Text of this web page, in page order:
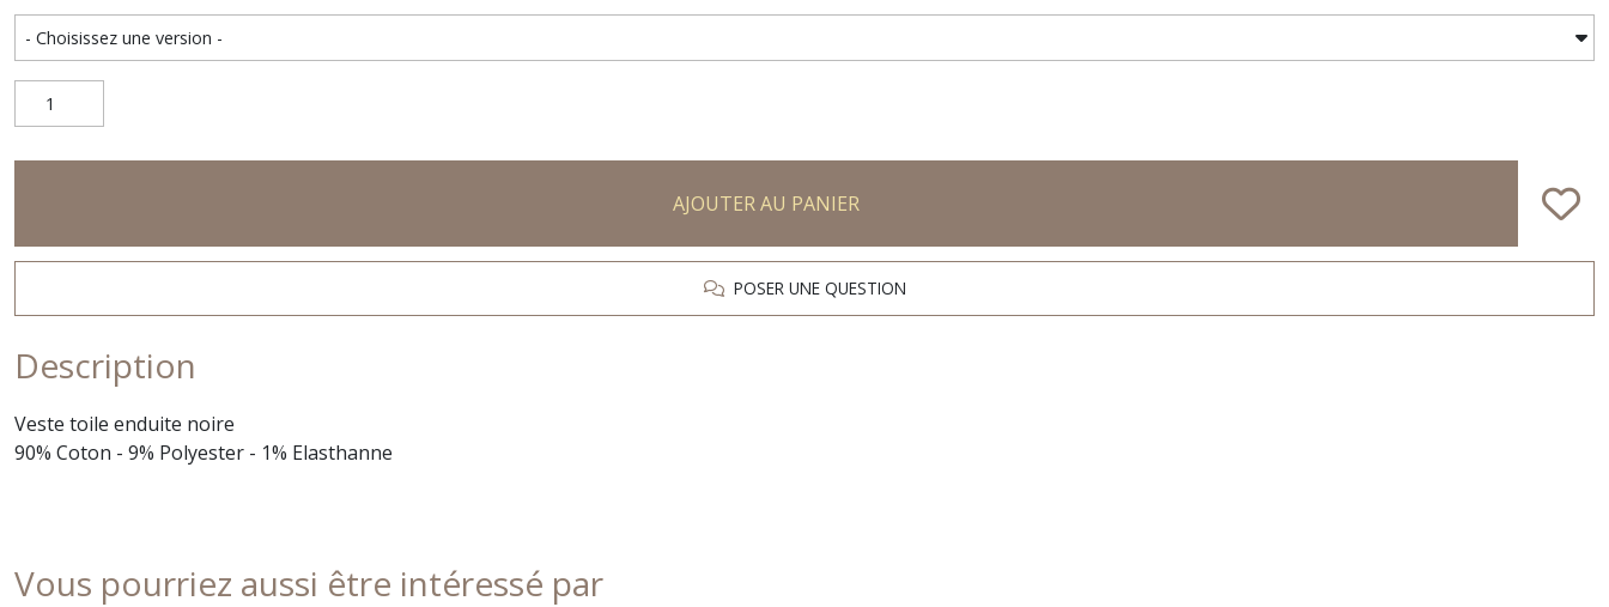
AJOUTER AU PANIER
POSER UNE QUESTION
Description
Veste toile enduite noire
90% Coton - 9% Polyester - 1% Elasthanne
Vous pourriez aussi être intéressé par